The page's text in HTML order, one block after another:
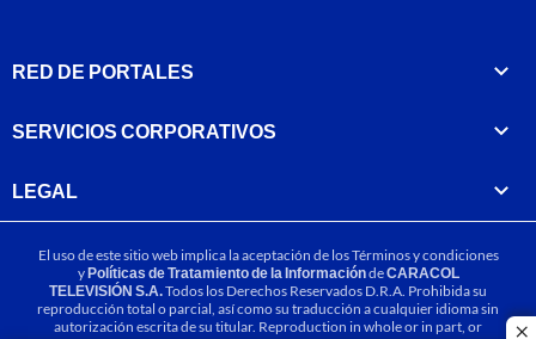
RED DE PORTALES
SERVICIOS CORPORATIVOS
LEGAL
El uso de este sitio web implica la aceptación de losTérminos y condiciones
yPolíticas de Tratamiento de la InformacióndeCARACOL
TELEVISIÓN S.A.Todos los Derechos Reservados D.R.A. Prohibida su
reproducción total o parcial, así como su traducción a cualquier idioma sin
autorización escrita de su titular. Reproduction in whole or in part, or